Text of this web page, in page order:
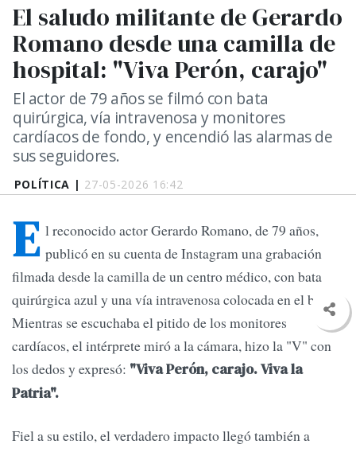
POLÍTICA | 27-05-2026 16:42
El saludo militante de Gerardo
Romano desde una camilla de
hospital: "Viva Perón, carajo"
El actor de 79 años se filmó con bata
quirúrgica, vía intravenosa y monitores
cardíacos de fondo, y encendió las alarmas de
sus seguidores.
E l reconocido actor Gerardo Romano, de 79 años,
publicó en su cuenta de Instagram una grabación
filmada desde la camilla de un centro médico, con bata
quirúrgica azul y una vía intravenosa colocada en el brazo.
Mientras se escuchaba el pitido de los monitores
cardíacos, el intérprete miró a la cámara, hizo la "V" con
los dedos y expresó: "Viva Perón, carajo. Viva la
Patria".
Fiel a su estilo, el verdadero impacto llegó también a